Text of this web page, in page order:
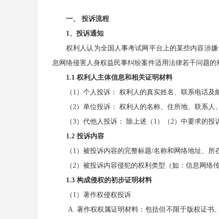
一、 投诉流程
1、投诉通知
权利人认为全国人事考试网平台上的某些内容涉
息网络侵害人身权益民事纠纷案件适用法律若干问题
1.1 权利人主体信息和相关证明材料
（1）个人投诉： 权利人的真实姓名、联系电话
（2）单位投诉： 权利人的名称、住所地、联系
（3）代他人投诉： 除上述（1）（2）中要求的
1.2 投诉内容
（1）被投诉内容的完整标题/名称和网络地址、
（2）被投诉内容侵犯的权利类型（如：信息网络
1.3 构成侵权的初步证明材料
（1）著作权侵权投诉
A. 著作权权属证明材料：包括但不限于版权证书、